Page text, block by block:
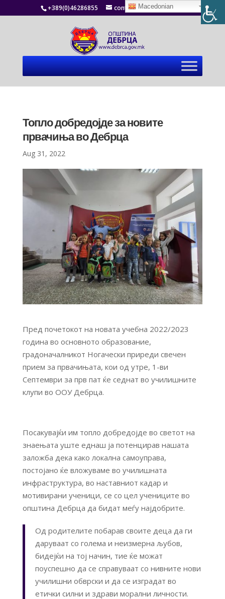
+389(0)46286855 contact@debrca.gov.mk
Топло добредојде за новите
првачиња во Дебрца
Aug 31, 2022
Пред почетокот на новата учебна 2022/2023
година во основното образование,
градоначалникот Ногачески приреди свечен
прием за првачињата, кои од утре, 1-ви
Септември за прв пат ќе седнат во училишните
клупи во ООУ Дебрца.
Посакувајќи им топло добредојде во светот на
знаењата уште еднаш ја потенцирав нашата
заложба дека како локална самоуправа,
постојано ќе вложуваме во училишната
инфраструктура, во наставниот кадар и
мотивирани ученици, се со цел учениците во
општина Дебрца да бидат меѓу најдобрите.
Од родителите побарав своите деца да ги
даруваат со голема и неизмерна љубов,
бидејќи на тој начин, тие ќе можат
поуспешно да се справуваат со нивните нови
училишни обврски и да се изградат во
етички силни и здрави морални личности.
Macedonian